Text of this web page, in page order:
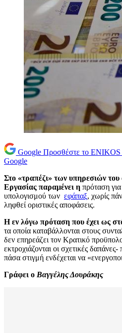
Google Προσθέστε το ENIKOS
Google
Στο «τραπέζι» των υπηρεσιών
Εργασίας παραμένει η πρόταση για
υπολογισμού των εφάπαξ, χωρίς
ληφθεί οριστικές αποφάσεις.
Η εν λόγω πρόταση που έχει ως
τα οποία καταβάλλονται στους
δεν επηρεάζει τον Κρατικό
εκτροχιάζονται οι σχετικές
πάσα στιγμή ενδέχεται να
Γράφει ο Βαγγέλης Δουράκης